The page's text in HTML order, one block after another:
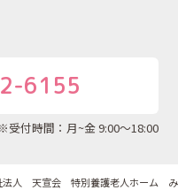
6155
※受付時間：月~金 9:00～18:00
法人 天宣会 特別養護老人ホーム み